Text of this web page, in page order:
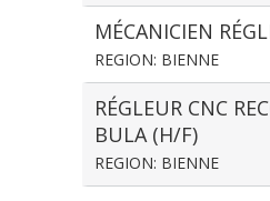
MÉCANICIEN
REGION: BIENNE
RÉGLEUR CNC
BULA (H/F)
REGION: BIENNE